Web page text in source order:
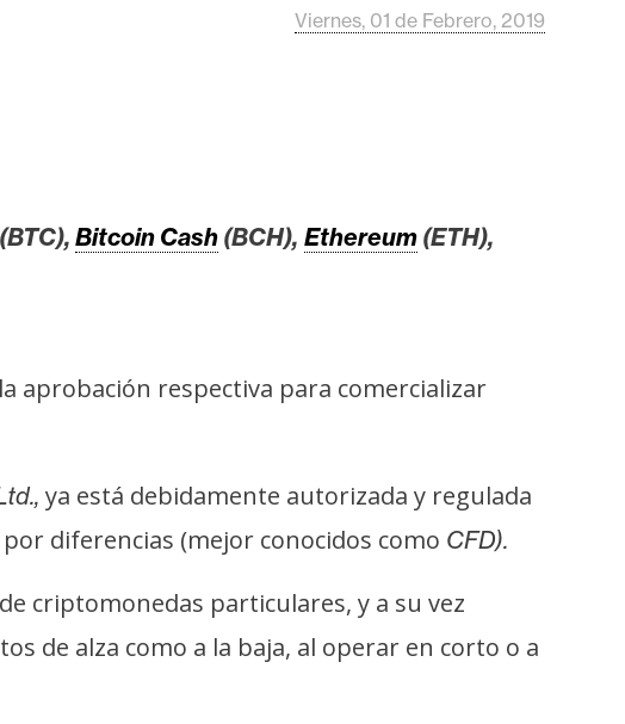
Viernes, 01 de Febrero, 2019
(BTC), Bitcoin Cash (BCH), Ethereum (ETH),
aprobación respectiva para comercializar
ya está debidamente autorizada y regulada
diferencias (mejor conocidos como CFD).
criptomonedas particulares, y a su vez
de alza como a la baja, al operar en corto o a